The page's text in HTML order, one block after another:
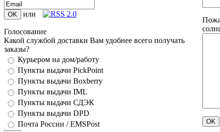
или
Голосование
Какой службой доставки Вам удобнее всего получать
заказы?
Курьером на дом/работу
Пункты выдачи PickPoint
Пункты выдачи Boxberry
Пункты выдачи IML
Пункты выдачи СДЭК
Пункты выдачи DPD
Почта России / EMSPost